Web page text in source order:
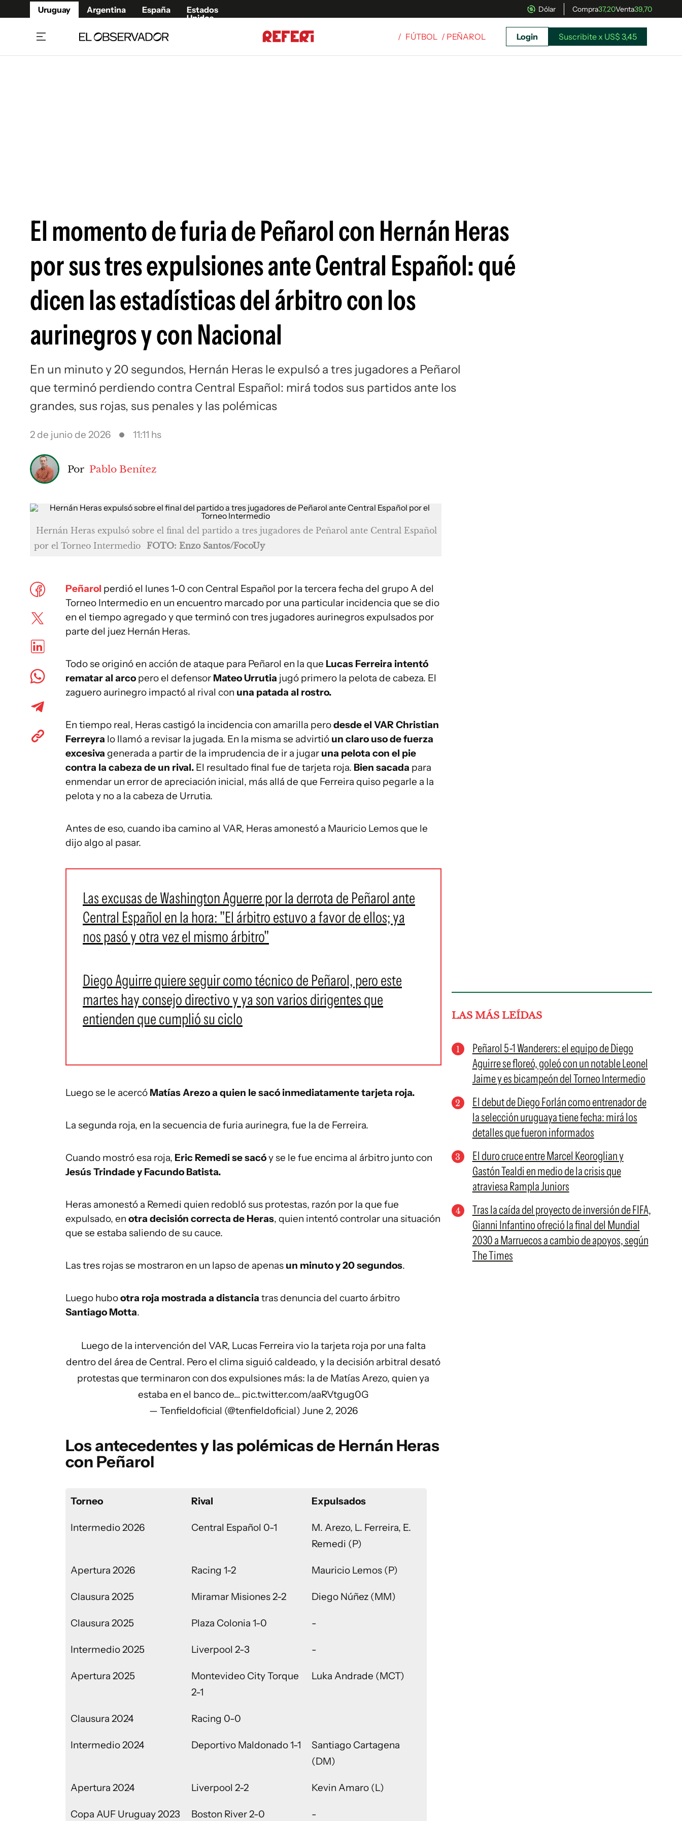
Uruguay Argentina España
Estados
Unidos
Dólar Compra37,20Venta39,70
Siguenos en:
/ FÚTBOL / PEÑAROL Login Suscribite x US$ 3,45
El momento de furia de Peñarol con Hernán Heras
por sus tres expulsiones ante Central Español: qué
dicen las estadísticas del árbitro con los
aurinegros y con Nacional
En un minuto y 20 segundos, Hernán Heras le expulsó a tres jugadores a Peñarol
que terminó perdiendo contra Central Español: mirá todos sus partidos ante los
grandes, sus rojas, sus penales y las polémicas
2 de junio de 2026 11:11 hs
Por Pablo Benítez
Hernán Heras expulsó sobre el final del partido a tres jugadores de Peñarol ante Central Español
por el Torneo Intermedio FOTO: Enzo Santos/FocoUy
Peñarol perdió el lunes 1-0 con Central Español por la tercera fecha del grupo A del
Torneo Intermedio en un encuentro marcado por una particular incidencia que se dio
en el tiempo agregado y que terminó con tres jugadores aurinegros expulsados por
parte del juez Hernán Heras.
Todo se originó en acción de ataque para Peñarol en la que Lucas Ferreira intentó
rematar al arco pero el defensor Mateo Urrutia jugó primero la pelota de cabeza. El
zaguero aurinegro impactó al rival con una patada al rostro.
En tiempo real, Heras castigó la incidencia con amarilla perodesde el VAR Christian
Ferreyra lo llamó a revisar la jugada. En la misma se advirtió un claro uso de fuerza
excesiva generada a partir de la imprudencia de ir a jugar una pelota con el pie
contra la cabeza de un rival. El resultado final fue de tarjeta roja. Bien sacada para
enmendar un error de apreciación inicial, más allá de que Ferreira quiso pegarle a la
pelota y no a la cabeza de Urrutia.
Antes de eso, cuando iba camino al VAR, Heras amonestó a Mauricio Lemos que le
dijo algo al pasar.
Las excusas de Washington Aguerre por la derrota de Peñarol ante
Central Español en la hora: "El árbitro estuvo a favor de ellos; ya
nos pasó y otra vez el mismo árbitro"
Diego Aguirre quiere seguir como técnico de Peñarol, pero este
martes hay consejo directivo y ya son varios dirigentes que
entienden que cumplió su ciclo
Luego se le acercó Matías Arezo a quien le sacó inmediatamente tarjeta roja.
La segunda roja, en la secuencia de furia aurinegra, fue la de Ferreira.
Cuando mostró esa roja, Eric Remedi se sacóy se le fue encima al árbitro junto con
Jesús Trindade y Facundo Batista.
Heras amonestó a Remedi quien redobló sus protestas, razón por la que fue
expulsado, en otra decisión correcta de Heras, quien intentó controlar una situación
que se estaba saliendo de su cauce.
Las tres rojas se mostraron en un lapso de apenas un minuto y 20 segundos.
Luego hubootra roja mostrada a distancia tras denuncia del cuarto árbitro
Santiago Motta.
Luego de la intervención del VAR, Lucas Ferreira vio la tarjeta roja por una falta
dentro del área de Central. Pero el clima siguió caldeado, y la decisión arbitral desató
protestas que terminaron con dos expulsiones más: la de Matías Arezo, quien ya
estaba en el banco de… pic.twitter.com/aaRVtgug0G
— Tenfieldoficial (@tenfieldoficial) June 2, 2026
Los antecedentes y las polémicas de Hernán Heras
con Peñarol
Torneo Rival Expulsados
Intermedio 2026 Central Español 0-1
M. Arezo, L. Ferreira, E.
Remedi (P)
Apertura 2026 Racing 1-2 Mauricio Lemos (P)
Clausura 2025 Miramar Misiones 2-2 Diego Núñez (MM)
Clausura 2025 Plaza Colonia 1-0 -
Intermedio 2025 Liverpool 2-3 -
Apertura 2025
Montevideo City Torque
2-1
Luka Andrade (MCT)
Clausura 2024 Racing 0-0
Intermedio 2024 Deportivo Maldonado 1-1
Santiago Cartagena
(DM)
Apertura 2024 Liverpool 2-2 Kevin Amaro (L)
Copa AUF Uruguay 2023 Boston River 2-0 -
LAS MÁS LEÍDAS
Peñarol 5-1 Wanderers: el equipo de Diego
Aguirre se floreó, goleó con un notable Leonel
Jaime y es bicampeón del Torneo Intermedio
El debut de Diego Forlán como entrenador de
la selección uruguaya tiene fecha: mirá los
detalles que fueron informados
El duro cruce entre Marcel Keoroglian y
Gastón Tealdi en medio de la crisis que
atraviesa Rampla Juniors
Tras la caída del proyecto de inversión de FIFA,
Gianni Infantino ofreció la final del Mundial
2030 a Marruecos a cambio de apoyos, según
The Times